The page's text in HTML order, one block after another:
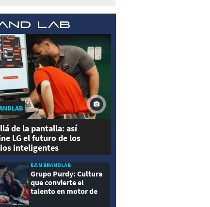
de la pantalla: así
LG el futuro de los
inteligentes
E&N BRANDLAB
Grupo Purdy: Cultura
que convierte el
talento en motor de